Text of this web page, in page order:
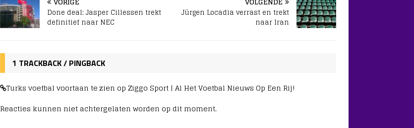
Done deal: Jasper Cillessen trekt
definitief naar NEC
Jürgen Locadia verrast en trekt
naar Iran
1 TRACKBACK / PINGBACK
Turks voetbal voortaan te zien op Ziggo Sport | Al Het Voetbal Nieuws Op Een Rij!
Reacties kunnen niet achtergelaten worden op dit moment.